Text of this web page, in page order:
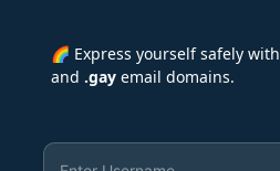
🌈 Express yourself safely with
and .gayemail domains.